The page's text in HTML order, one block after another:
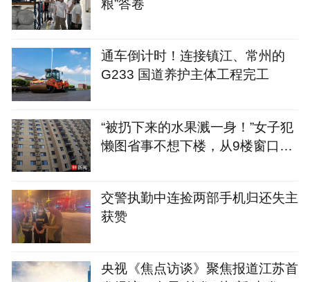
粮”答卷
通车倒计时！连接镇江、常州的
G233 国道养护主体工程完工
“被扔下来的水果溅一身！”女子犯
懒图省事不想下楼，从9楼窗口6
交警执勤中连捡两部手机归还失主
获赞
央视《焦点访谈》聚焦报道江苏首